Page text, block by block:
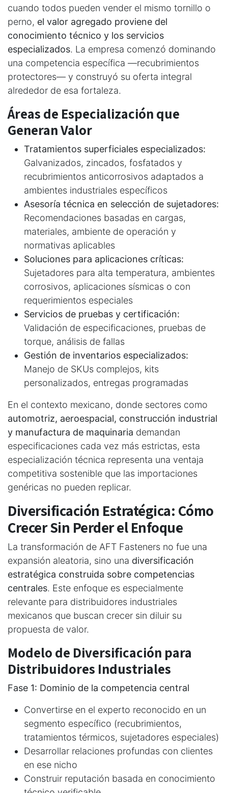
cuando todos pueden vender el mismo tornillo o
perno, el valor agregado proviene del
conocimiento técnico y los servicios
especializados. La empresa comenzó dominando
una competencia específica —recubrimientos
protectores— y construyó su oferta integral
alrededor de esa fortaleza.
Áreas de Especialización que
Generan Valor
Tratamientos superficiales especializados:
Galvanizados, zincados, fosfatados y
recubrimientos anticorrosivos adaptados a
ambientes industriales específicos
Asesoría técnica en selección de sujetadores:
Recomendaciones basadas en cargas,
materiales, ambiente de operación y
normativas aplicables
Soluciones para aplicaciones críticas:
Sujetadores para alta temperatura, ambientes
corrosivos, aplicaciones sísmicas o con
requerimientos especiales
Servicios de pruebas y certificación:
Validación de especificaciones, pruebas de
torque, análisis de fallas
Gestión de inventarios especializados:
Manejo de SKUs complejos, kits
personalizados, entregas programadas
En el contexto mexicano, donde sectores como
automotriz, aeroespacial, construcción industrial
y manufactura de maquinaria demandan
especificaciones cada vez más estrictas, esta
especialización técnica representa una ventaja
competitiva sostenible que las importaciones
genéricas no pueden replicar.
Diversificación Estratégica: Cómo
Crecer Sin Perder el Enfoque
La transformación de AFT Fasteners no fue una
expansión aleatoria, sino una diversificación
estratégica construida sobre competencias
centrales. Este enfoque es especialmente
relevante para distribuidores industriales
mexicanos que buscan crecer sin diluir su
propuesta de valor.
Modelo de Diversificación para
Distribuidores Industriales
Fase 1: Dominio de la competencia central
Convertirse en el experto reconocido en un
segmento específico (recubrimientos,
tratamientos térmicos, sujetadores especiales)
Desarrollar relaciones profundas con clientes
en ese nicho
Construir reputación basada en conocimiento